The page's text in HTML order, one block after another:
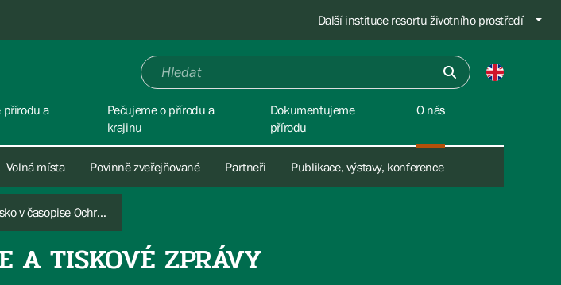
Další instituce resortu životního prostředí
přírodu a
Pečujeme o přírodu a
krajinu
Dokumentujeme
přírodu
O nás
Volná místa Povinně zveřejňované Partneři Publikace, výstavy, konference
25 let NP České Švýcarsko v časopise Ochrana přírody
A TISKOVÉ ZPRÁVY